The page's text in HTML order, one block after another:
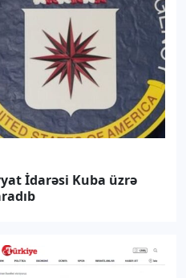
İdarəsi Kuba üzrə